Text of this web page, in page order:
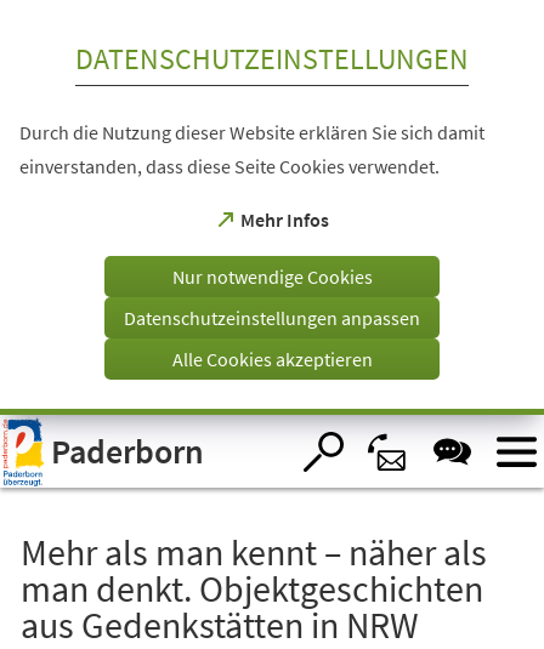
Visuelle
Assistenzsoftware
öffnen.
DATENSCHUTZEINSTELLUNGEN
Durch die Nutzung dieser Website erklären Sie sich damit
einverstanden, dass diese Seite Cookies verwendet.
Mehr Infos
(Öffnet
einem
Tab)
Nur notwendige Cookies
Datenschutzeinstellungen anpassen
Alle Cookies akzeptieren
Paderborn
Mehr als man kennt – näher als
man denkt. Objektgeschichten
aus Gedenkstätten in NRW